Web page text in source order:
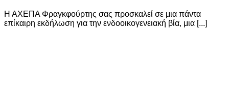
Η ΑΧΕΠΑ Φραγκφούρτης σας προσκαλεί σε μια πάντα
επίκαιρη εκδήλωση για την ενδοοικογενειακή βία, μια [...]